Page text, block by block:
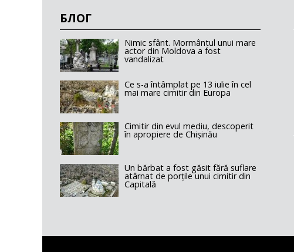
БЛОГ
Nimic sfânt. Mormântul unui mare
actor din Moldova a fost
vandalizat
Ce s-a întâmplat pe 13 iulie în cel
mai mare cimitir din Europa
Cimitir din evul mediu, descoperit
în apropiere de Chișinău
Un bărbat a fost găsit fără suflare
atârnat de porțile unui cimitir din
Capitală